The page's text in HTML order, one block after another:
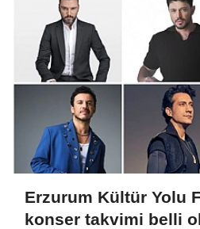
Erzurum Kültür Yolu
konser takvimi belli